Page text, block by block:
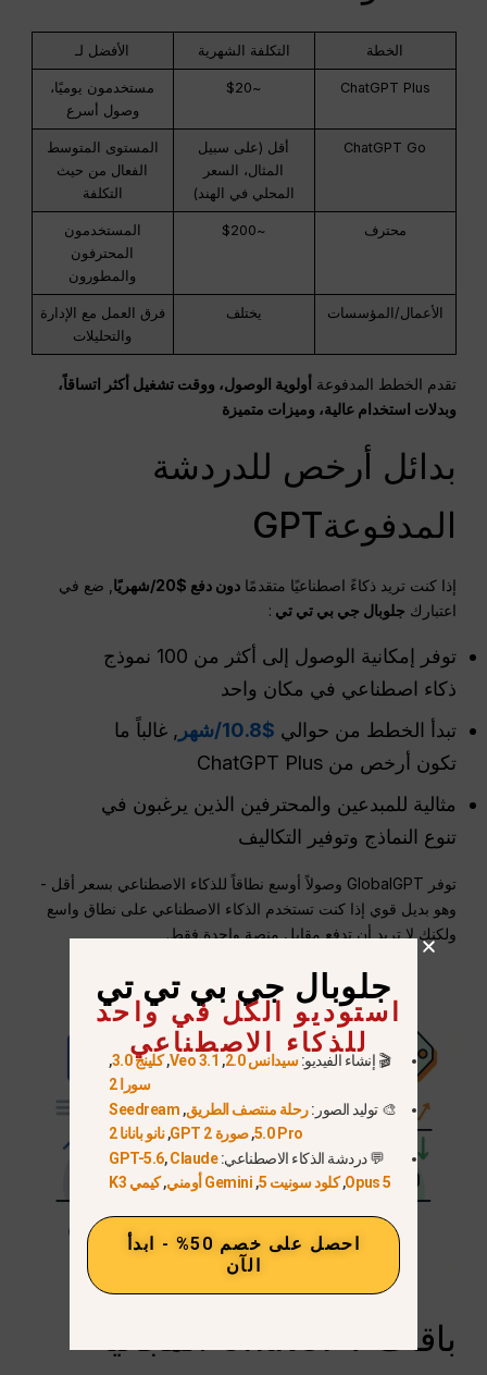
الخطة التكلفة الشهرية الأفضل لـ
ChatGPT Plus
~$20
مستخدمون يوميًا،
وصول أسرع
ChatGPT Go
أقل (على سبيل
المثال، السعر
المحلي في الهند)
المستوى المتوسط
الفعال من حيث
التكلفة
محترف ~$200
المستخدمون
المحترفون
والمطورون
الأعمال/المؤسسات يختلف
فرق العمل مع الإدارة
والتحليلات
تقدم الخطط المدفوعة أولوية الوصول، ووقت تشغيل أكثر اتساقاً،
وبدلات استخدام عالية، وميزات متميزة
بدائل أرخص للدردشة
المدفوعةGPT
إذا كنت تريد ذكاءً اصطناعيًا متقدمًادون دفع $20/شهريًا
, ضع في
اعتبارك جلوبال جي بي تي تي :
توفر إمكانية الوصول إلى أكثر من 100 نموذج
ذكاء اصطناعي في مكان واحد
تبدأ الخطط من حوالي $10.8/شهر
, غالباً ما
تكون أرخص من ChatGPT Plus
مثالية للمبدعين والمحترفين الذين يرغبون في
تنوع النماذج وتوفير التكاليف
توفر GlobalGPT وصولاً أوسع نطاقاً للذكاء الاصطناعي بسعر أقل -
وهو بديل قوي إذا كنت تستخدم الذكاء الاصطناعي على نطاق واسع
ولكنك لا تريد أن تدفع مقابل منصة واحدة فقط.
باقات ChatGPT المجانية
جلوبال جي بي تي تي
استوديو الكل في واحد
للذكاء الاصطناعي
🎬 إنشاء الفيديو:سيدانس 2.0 ,
Veo 3.1
,كلينج 3.0
,
سورا 2
🎨 توليد الصور:رحلة منتصف الطريق,
Seedream
5.0 Pro
,صورة GPT 2 ,نانو بانانا 2
💬 دردشة الذكاء الاصطناعي:
GPT-5.6,Claude
Opus 5
,كلود سونيت 5 , Gemini أومني ,كيمي K3
احصل على خصم 50% - ابدأ
الآن